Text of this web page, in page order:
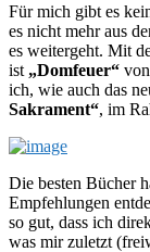
Für mich gibt es
es nicht mehr aus
es weitergeht. Mit
ist „Domfeuer“ von
ich, wie auch das
Sakrament“, im
Die besten Bücher
Empfehlungen
so gut, dass ich
was mir zuletzt